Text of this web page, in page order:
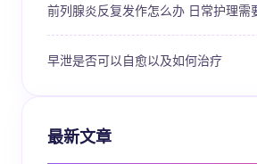
前列腺炎反复发作怎么办 日常护理需
早泄是否可以自愈以及如何治疗
最新文章